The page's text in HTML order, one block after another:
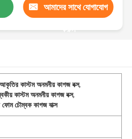
আমাদের সাথে যোগাযোগ
করুন
কাস্টম অনমনীয় কাগজ বক্স,
কাস্টম অনমনীয় কাগজ বক্স,
ফোম চৌম্বক কাগজ বাক্স